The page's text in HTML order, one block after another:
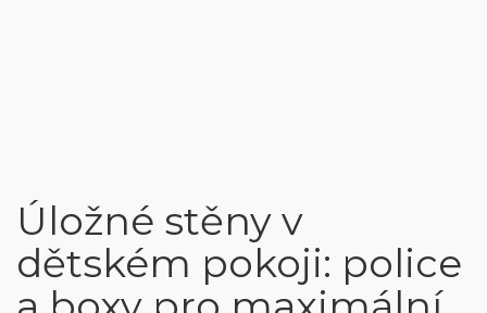
Úložné stěny v
dětském pokoji: police